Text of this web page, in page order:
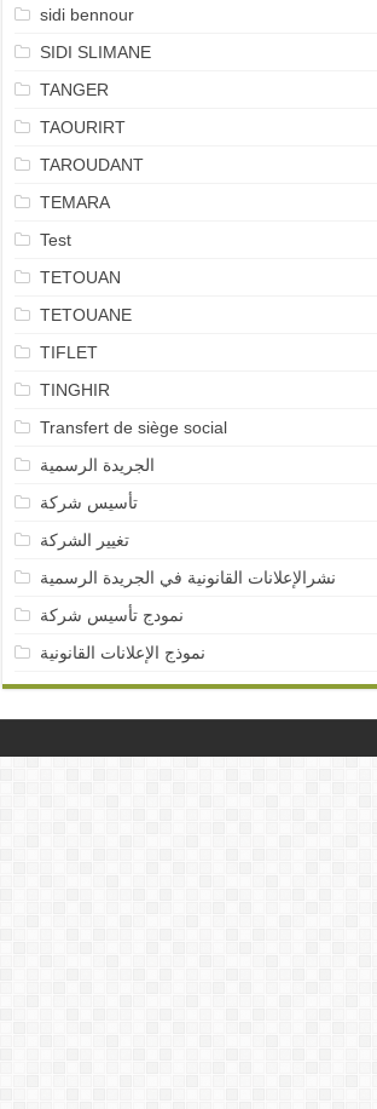
sidi bennour
SIDI SLIMANE
TANGER
TAOURIRT
TAROUDANT
TEMARA
Test
TETOUAN
TETOUANE
TIFLET
TINGHIR
Transfert de siège social
الجريدة الرسمية
تأسيس شركة
تغيير الشركة
نشرالإعلانات القانونية في الجريدة الرسمية
نمودج تأسيس شركة
نموذج الإعلانات القانونية